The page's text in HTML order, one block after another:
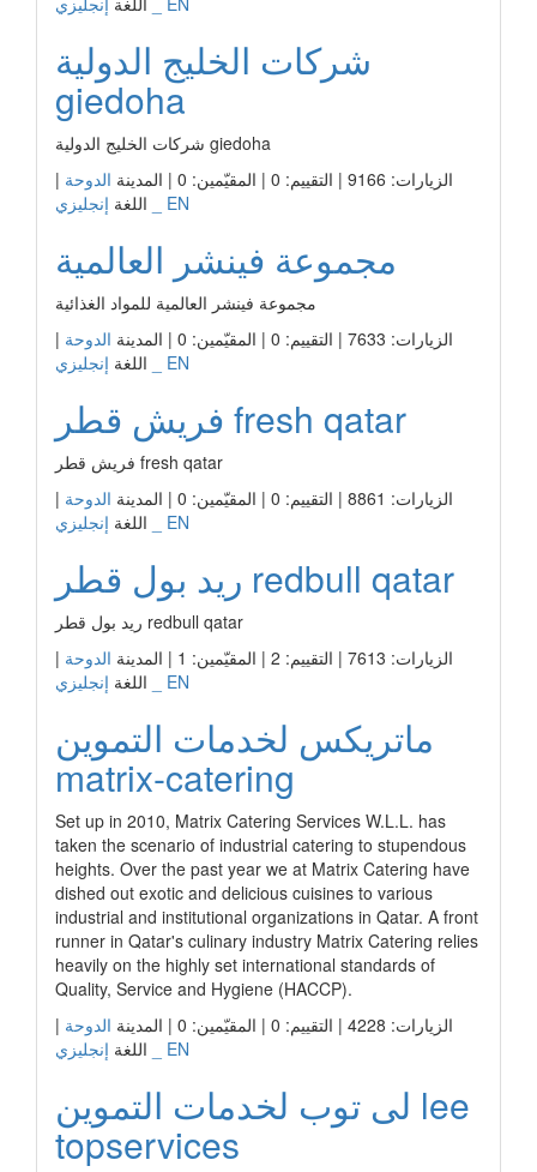
شركات الخليج الدولية
giedoha
شركات الخليج الدولية giedoha
الزيارات: 9166 | التقييم: 0 | المقيّمين: 0 | المدينة
الدوحة |
اللغة إنجليزي _ EN
مجموعة فينشر العالمية
مجموعة فينشر العالمية للمواد الغذائية
الزيارات: 7633 | التقييم: 0 | المقيّمين: 0 | المدينة
الدوحة |
اللغة إنجليزي _ EN
فريش قطر fresh qatar
فريش قطر fresh qatar
الزيارات: 8861 | التقييم: 0 | المقيّمين: 0 | المدينة
الدوحة |
اللغة إنجليزي _ EN
ريد بول قطر redbull qatar
ريد بول قطر redbull qatar
الزيارات: 7613 | التقييم: 2 | المقيّمين: 1 | المدينة
الدوحة |
اللغة إنجليزي _ EN
ماتريكس لخدمات التموين
matrix-catering
Set up in 2010, Matrix Catering Services W.L.L. has
taken the scenario of industrial catering to stupendous
heights. Over the past year we at Matrix Catering have
dished out exotic and delicious cuisines to various
industrial and institutional organizations in Qatar. A front
runner in Qatar's culinary industry Matrix Catering relies
heavily on the highly set international standards of
Quality, Service and Hygiene (HACCP).
الزيارات: 4228 | التقييم: 0 | المقيّمين: 0 | المدينة
الدوحة |
اللغة إنجليزي _ EN
لى توب لخدمات التموين lee
topservices